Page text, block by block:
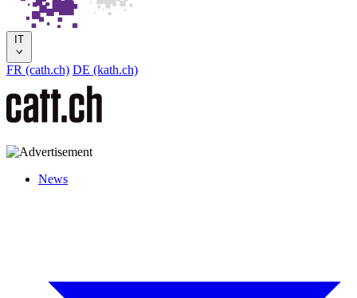
IT
FR (cath.ch) DE (kath.ch)
News